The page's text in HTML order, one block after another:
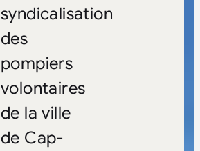
syndicalisation
des
pompiers
volontaires
de la ville
de Cap-